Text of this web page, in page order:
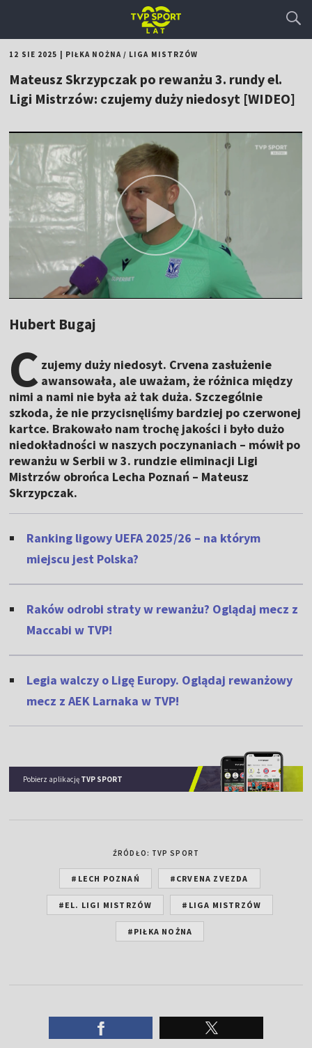
12 SIE 2025 PIŁKA NOŻNA/ LIGA MISTRZÓW
Mateusz Skrzypczak po rewanżu 3. rundy el.
Ligi Mistrzów: czujemy duży niedosyt [WIDEO]
Hubert Bugaj
C zujemy duży niedosyt. Crvena zasłużenie
awansowała, ale uważam, że różnica między
nimi a nami nie była aż tak duża. Szczególnie
szkoda, że nie przycisnęliśmy bardziej po czerwonej
kartce. Brakowało nam trochę jakości i było dużo
niedokładności w naszych poczynaniach – mówił po
rewanżu w Serbii w 3. rundzie eliminacji Ligi
Mistrzów obrońca Lecha Poznań – Mateusz
Skrzypczak.
Ranking ligowy UEFA 2025/26 – na którym
miejscu jest Polska?
Raków odrobi straty w rewanżu? Oglądaj mecz z
Maccabi w TVP!
Legia walczy o Ligę Europy. Oglądaj rewanżowy
mecz z AEK Larnaka w TVP!
Pobierz aplikację TVP SPORT
ŹRÓDŁO: TVP SPORT
#LECH POZNAŃ #CRVENA ZVEZDA
#EL. LIGI MISTRZÓW #LIGA MISTRZÓW
#PIŁKA NOŻNA